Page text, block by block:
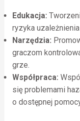
Edukacja:
ryzyka
Narzędzia:
graczom
grze.
Współpraca:
się problemami
o dostępnej